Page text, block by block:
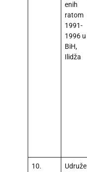
enih
ratom
1991-
1996 u
BiH,
Ilidža
10.
Udruže